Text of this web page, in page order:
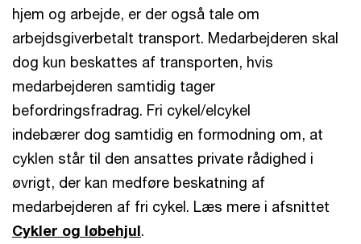
hjem og arbejde, er der også tale om
arbejdsgiverbetalt transport. Medarbejderen skal
dog kun beskattes af transporten, hvis
medarbejderen samtidig tager
befordringsfradrag. Fri cykel/elcykel
indebærer dog samtidig en formodning om, at
cyklen står til den ansattes private rådighed i
øvrigt, der kan medføre beskatning af
medarbejderen af fri cykel. Læs mere i afsnittet
Cykler og løbehjul.